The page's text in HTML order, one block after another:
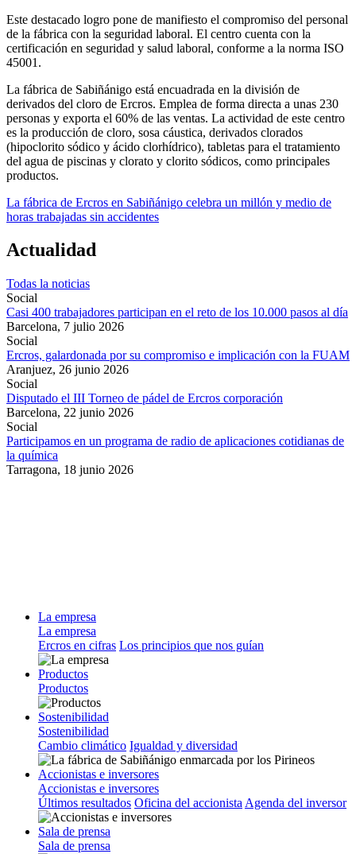
Este destacado logro pone de manifiesto el compromiso del personal
de la fábrica con la seguridad laboral. El centro cuenta con la
certificación en seguridad y salud laboral, conforme a la norma ISO
45001.
La fábrica de Sabiñánigo está encuadrada en la división de
derivados del cloro de Ercros. Emplea de forma directa a unas 230
personas y exporta el 60% de las ventas. La actividad de este centro
es la producción de cloro, sosa cáustica, derivados clorados
(hipoclorito sódico y ácido clorhídrico), tabletas para el tratamiento
del agua de piscinas y clorato y clorito sódicos, como principales
productos.
La fábrica de Ercros en Sabiñánigo celebra un millón y medio de
horas trabajadas sin accidentes
Actualidad
Todas la noticias
Social
Casi 400 trabajadores participan en el reto de los 10.000 pasos al día
Barcelona, 7 julio 2026
Social
Ercros, galardonada por su compromiso e implicación con la FUAM
Aranjuez, 26 junio 2026
Social
Disputado el III Torneo de pádel de Ercros corporación
Barcelona, 22 junio 2026
Social
Participamos en un programa de radio de aplicaciones cotidianas de
la química
Tarragona, 18 junio 2026
La empresa
La empresa
Ercros en cifras Los principios que nos guían
Productos
Productos
Sostenibilidad
Sostenibilidad
Cambio climático Igualdad y diversidad
Accionistas e inversores
Accionistas e inversores
Últimos resultados Oficina del accionista Agenda del inversor
Sala de prensa
Sala de prensa